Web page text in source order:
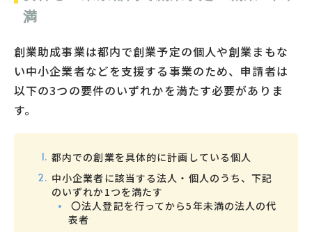
満
創業助成事業は都内で創業予定の個人や創業まもな
い中小企業者などを支援する事業のため、申請者は
以下の3つの要件のいずれかを満たす必要がありま
す。
都内での創業を具体的に計画している個人
中小企業者に該当する法人・個人のうち、下記
のいずれか1つを満たす
〇法人登記を行ってから5年未満の法人の代
表者